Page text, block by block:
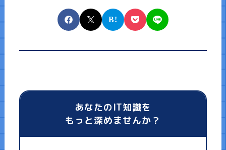
あなたのIT知識を
もっと深めませんか？